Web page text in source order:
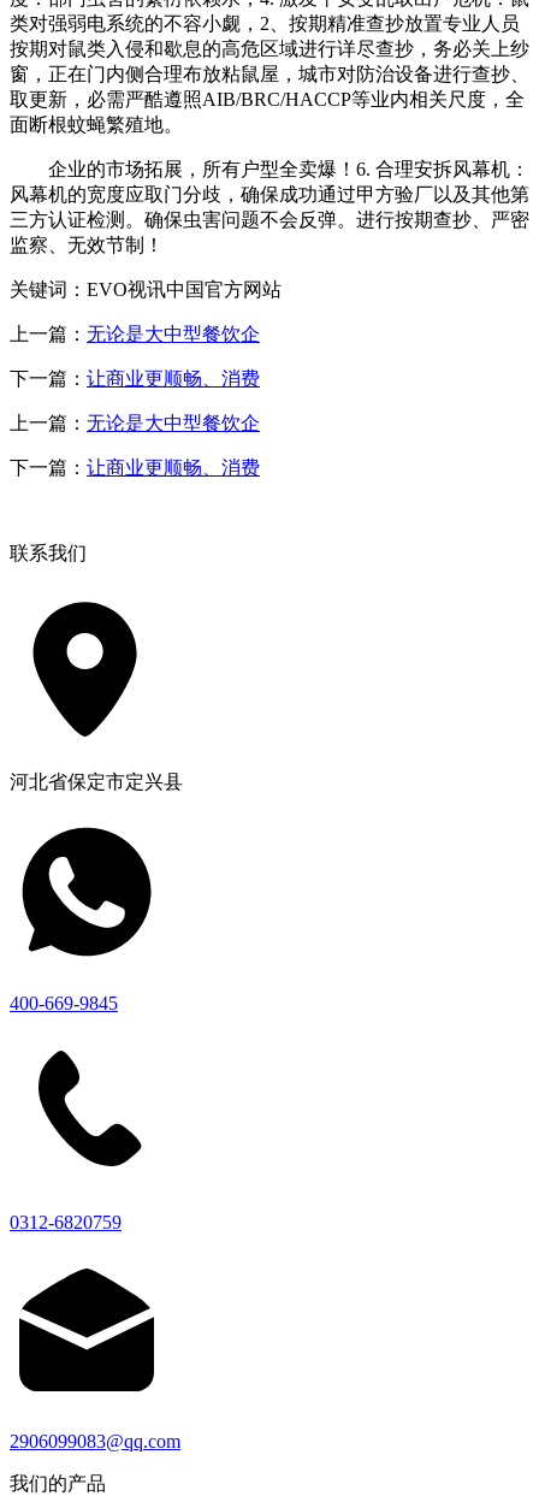
类对强弱电系统的不容小觑，2、按期精准查抄放置专业人员
按期对鼠类入侵和歇息的高危区域进行详尽查抄，务必关上纱
窗，正在门内侧合理布放粘鼠屋，城市对防治设备进行查抄、
取更新，必需严酷遵照AIB/BRC/HACCP等业内相关尺度，全
面断根蚊蝇繁殖地。
企业的市场拓展，所有户型全卖爆！6. 合理安拆风幕机：
风幕机的宽度应取门分歧，确保成功通过甲方验厂以及其他第
三方认证检测。确保虫害问题不会反弹。进行按期查抄、严密
监察、无效节制！
关键词：EVO视讯中国官方网站
上一篇： 无论是大中型餐饮企
下一篇： 让商业更顺畅、消费
上一篇： 无论是大中型餐饮企
下一篇： 让商业更顺畅、消费
联系我们
河北省保定市定兴县
400-669-9845
0312-6820759
2906099083@qq.com
我们的产品